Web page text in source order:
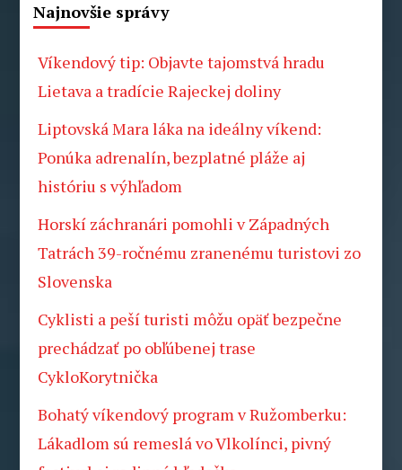
Najnovšie správy
Víkendový tip: Objavte tajomstvá hradu
Lietava a tradície Rajeckej doliny
Liptovská Mara láka na ideálny víkend:
Ponúka adrenalín, bezplatné pláže aj
históriu s výhľadom
Horskí záchranári pomohli v Západných
Tatrách 39-ročnému zranenému turistovi zo
Slovenska
Cyklisti a peší turisti môžu opäť bezpečne
prechádzať po obľúbenej trase
CykloKorytnička
Bohatý víkendový program v Ružomberku:
Lákadlom sú remeslá vo Vlkolínci, pivný